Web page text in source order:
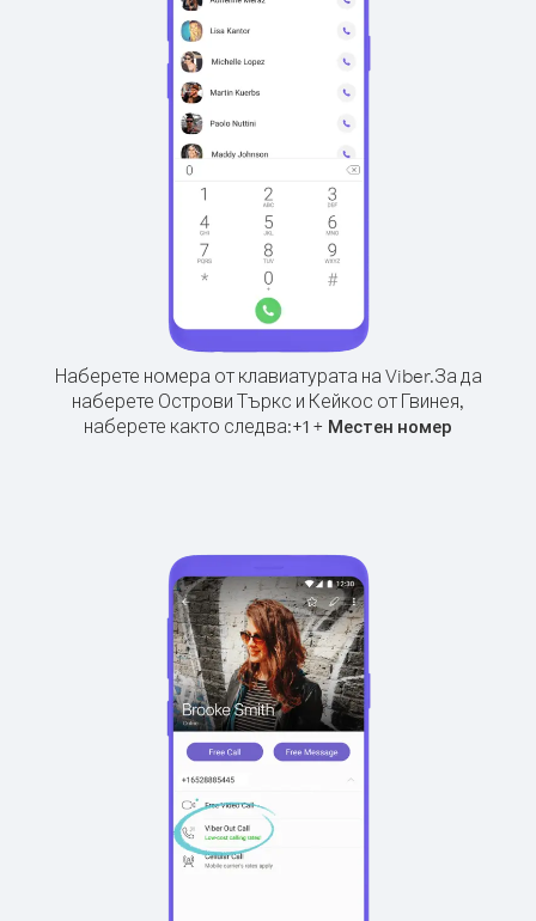
Наберете номера от клавиатурата на Viber.За да
наберете Острови Търкс и Кейкос от Гвинея,
наберете както следва:+1 + Местен номер